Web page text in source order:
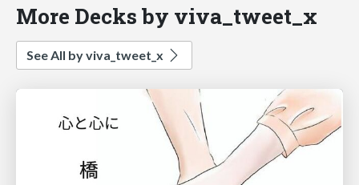
More Decks by viva_tweet_x
See All by viva_tweet_x